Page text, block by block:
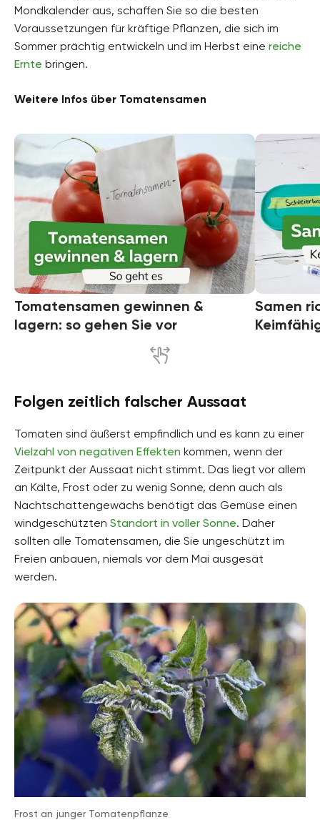
Mondkalender aus, schaffen Sie so die besten
Voraussetzungen für kräftige Pflanzen, die sich im
Sommer prächtig entwickeln und im Herbst eine reiche
Ernte bringen.
Weitere Infos über Tomatensamen
Tomatensamen gewinnen &
lagern: so gehen Sie vor
Samen
Folgen zeitlich falscher Aussaat
Tomaten sind äußerst empfindlich und es kann zu einer
Vielzahl von negativen Effekten kommen, wenn der
Zeitpunkt der Aussaat nicht stimmt. Das liegt vor allem
an Kälte, Frost oder zu wenig Sonne, denn auch als
Nachtschattengewächs benötigt das Gemüse einen
windgeschützten Standort in voller Sonne. Daher
sollten alle Tomatensamen, die Sie ungeschützt im
Freien anbauen, niemals vor dem Mai ausgesät
werden.
Frost an junger Tomatenpflanze